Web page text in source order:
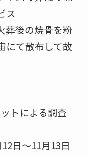
い」、「堅苦
のとして参列者
た。※理由は複
花や木製の祭